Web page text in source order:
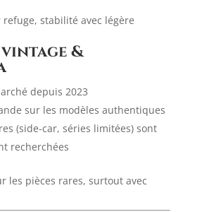
refuge, stabilité avec légère
&
depuis 2023
sur les modèles authentiques
(side-car, séries limitées) sont
recherchées
les pièces rares, surtout avec